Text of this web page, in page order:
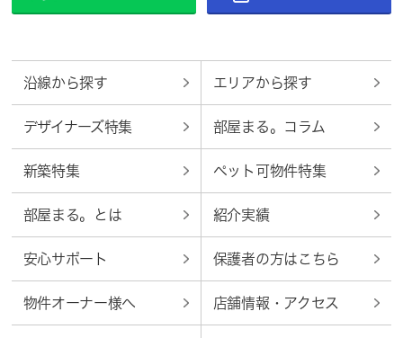
沿線から探す エリアから探す
デザイナーズ特集 部屋まる。コラム
新築特集 ペット可物件特集
部屋まる。とは 紹介実績
安心サポート 保護者の方はこちら
物件オーナー様へ 店舗情報・アクセス